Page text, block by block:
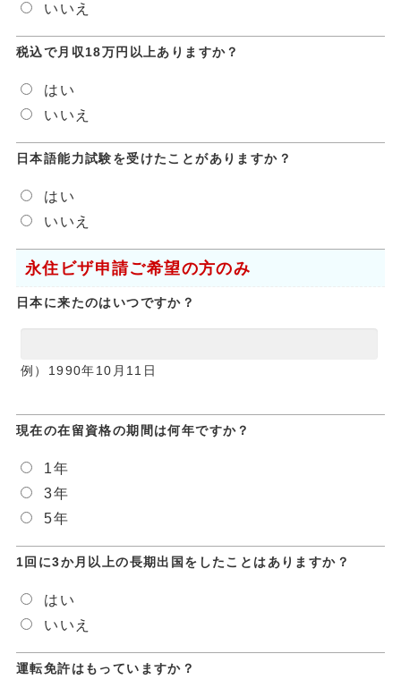
いいえ
税込で月収18万円以上ありますか？
はい
いいえ
日本語能力試験を受けたことがありますか？
はい
いいえ
永住ビザ申請ご希望の方のみ
日本に来たのはいつですか？
例）1990年10月11日
現在の在留資格の期間は何年ですか？
1年
3年
5年
1回に3か月以上の長期出国をしたことはありますか？
はい
いいえ
運転免許はもっていますか？